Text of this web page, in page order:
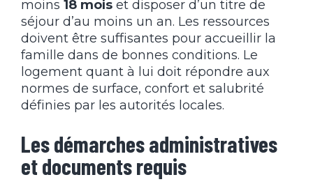
moins 18 mois et disposer d’un titre de
séjour d’au moins un an. Les ressources
doivent être suffisantes pour accueillir la
famille dans de bonnes conditions. Le
logement quant à lui doit répondre aux
normes de surface, confort et salubrité
définies par les autorités locales.
Les démarches administratives
et documents requis